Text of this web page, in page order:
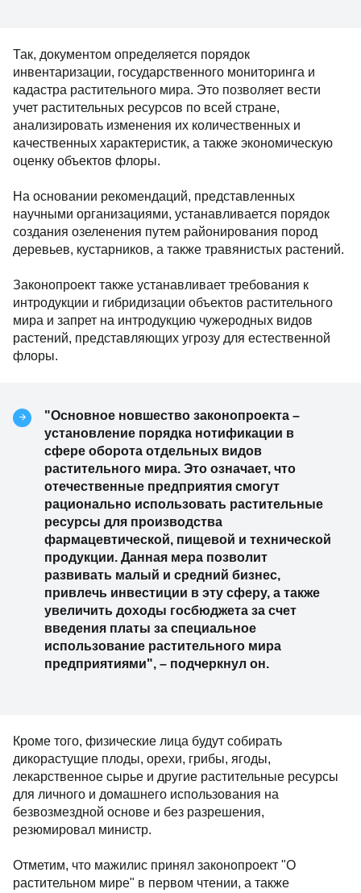
Так, документом определяется порядок
инвентаризации, государственного мониторинга и
кадастра растительного мира. Это позволяет вести
учет растительных ресурсов по всей стране,
анализировать изменения их количественных и
качественных характеристик, а также экономическую
оценку объектов флоры.
На основании рекомендаций, представленных
научными организациями, устанавливается порядок
создания озеленения путем районирования пород
деревьев, кустарников, а также травянистых растений.
Законопроект также устанавливает требования к
интродукции и гибридизации объектов растительного
мира и запрет на интродукцию чужеродных видов
растений, представляющих угрозу для естественной
флоры.
"Основное новшество законопроекта –
установление порядка нотификации в
сфере оборота отдельных видов
растительного мира. Это означает, что
отечественные предприятия смогут
рационально использовать растительные
ресурсы для производства
фармацевтической, пищевой и технической
продукции. Данная мера позволит
развивать малый и средний бизнес,
привлечь инвестиции в эту сферу, а также
увеличить доходы госбюджета за счет
введения платы за специальное
использование растительного мира
предприятиями", – подчеркнул он.
Кроме того, физические лица будут собирать
дикорастущие плоды, орехи, грибы, ягоды,
лекарственное сырье и другие растительные ресурсы
для личного и домашнего использования на
безвозмездной основе и без разрешения,
резюмировал министр.
Отметим, что мажилис принял законопроект "О
растительном мире" в первом чтении, а также